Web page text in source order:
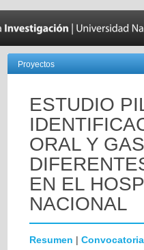
Proyectos
ESTUDIO
ORAL Y
EN EL
NACIONAL
Resumen | Convocatoria